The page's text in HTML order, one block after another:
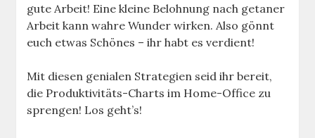
gute Arbeit! Eine kleine Belohnung nach getaner
Arbeit kann wahre Wunder wirken. Also gönnt
euch etwas Schönes – ihr habt es verdient!
Mit diesen genialen Strategien seid ihr bereit,
die Produktivitäts-Charts im Home-Office zu
sprengen! Los geht’s!